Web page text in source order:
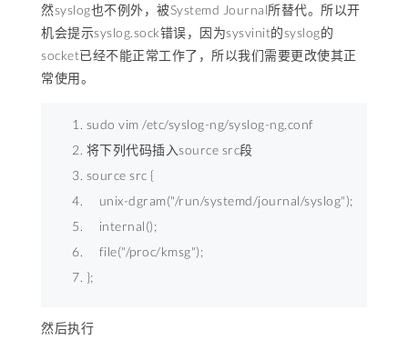
然syslog也不例外，被Systemd Journal所替代。所以开
机会提示syslog.sock错误，因为sysvinit的syslog的
socket已经不能正常工作了，所以我们需要更改使其正
常使用。
sudo vim /etc/syslog-ng/syslog-ng.conf
将下列代码插入source src段
source src {
unix-dgram("/run/systemd/journal/syslog");
internal();
file("/proc/kmsg");
};
然后执行